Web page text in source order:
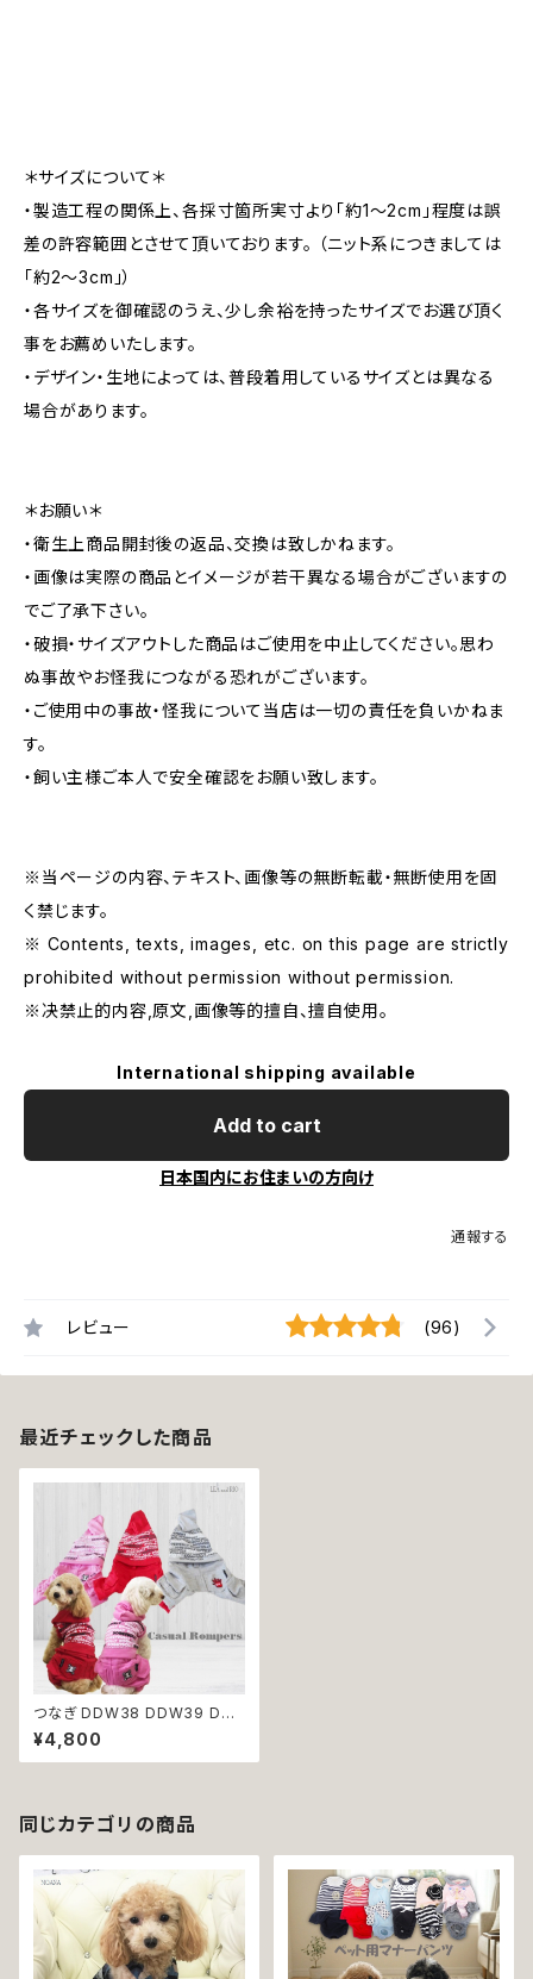
＊サイズについて＊
・製造工程の関係上、各採寸箇所実寸より「約1～2cm」程度は誤
差の許容範囲とさせて頂いております。 （ニット系につきましては
「約2～3cm」）
・各サイズを御確認のうえ、少し余裕を持ったサイズでお選び頂く
事をお薦めいたします。
・デザイン・生地によっては、普段着用しているサイズとは異なる
場合があります。
＊お願い＊
・衛生上商品開封後の返品、交換は致しかねます。
・画像は実際の商品とイメージが若干異なる場合がございますの
でご了承下さい。
・破損・サイズアウトした商品はご使用を中止してください。思わ
ぬ事故やお怪我につながる恐れがございます。
・ご使用中の事故・怪我について当店は一切の責任を負いかねま
す。
・飼い主様ご本人で安全確認をお願い致します。
※当ページの内容、テキスト、画像等の無断転載・無断使用を固
く禁じます。
※ Contents, texts, images, etc. on this page are strictly
prohibited without permission without permission.
※决禁止的内容,原文,画像等的擅自、擅自使用。
International shipping available
Add to cart
日本国内にお住まいの方向け
通報する
レビュー (96)
最近チェックした商品
つなぎ DDW38 DDW39 DD
W40 ジャージ風 ロンパース オ
ーバーオール フード付き dog c
at ウェア ドッグ ウェア ドッグウ
服 洋服 かわいい 可愛い おしゃ
れ 返品交換不可
¥4,800
同じカテゴリの商品